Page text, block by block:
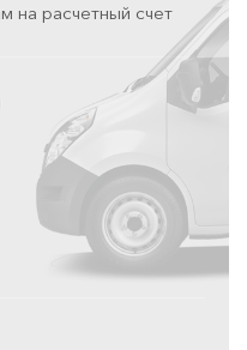
на расчетный счет